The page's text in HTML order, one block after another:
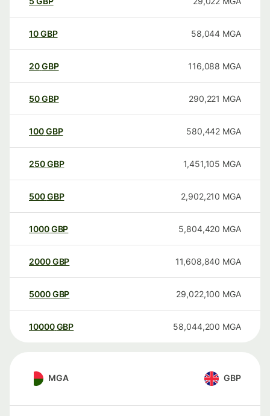
10GBP 58,044 MGA
20GBP 116,088 MGA
50GBP 290,221 MGA
100GBP 580,442 MGA
250GBP 1,451,105 MGA
500GBP 2,902,210 MGA
1000GBP 5,804,420 MGA
2000GBP 11,608,840 MGA
5000GBP 29,022,100 MGA
10000 GBP 58,044,200 MGA
MGA GBP